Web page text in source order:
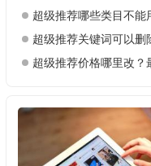
超级推荐哪些类目不能
超级推荐关键词可以删
超级推荐价格哪里改？